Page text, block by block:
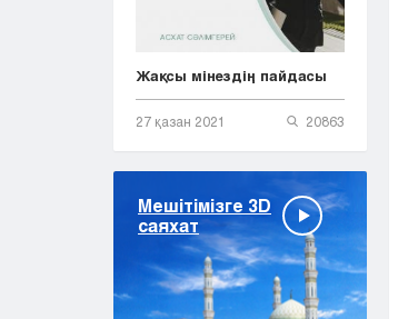
Жақсы мінездің пайдасы
27 қазан 2021 20863
Мешітімізге 3D
саяхат